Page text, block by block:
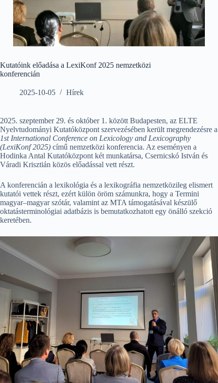
Kutatóink előadása a LexiKonf 2025 nemzetközi
konferencián
2025-10-05 Hírek
2025. szeptember 29. és október 1. között Budapesten, az ELTE
Nyelvtudományi Kutatóközpont szervezésében került megrendezésre a
1st International Conference on Lexicology and Lexicography
(LexiKonf 2025) című nemzetközi konferencia. Az eseményen a
Hodinka Antal Kutatóközpont két munkatársa, Csernicskó István és
Váradi Krisztián közös előadással vett részt.
A konferencián a lexikológia és a lexikográfia nemzetközileg elismert
kutatói vettek részt, ezért külön öröm számunkra, hogy a Termini
magyar–magyar szótár, valamint az MTA támogatásával készülő
oktatásterminológiai adatbázis is bemutatkozhatott egy önálló szekció
keretében.